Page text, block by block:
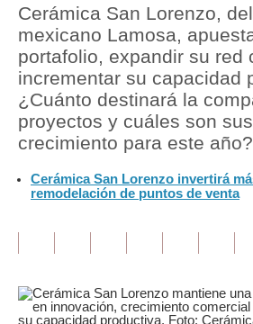
Finanzas Personales
Inmobiliarias
Plus G
Opinión
Editorial
Pregunta de hoy
Lujo
Cerámica San Lorenzo,
mexicano Lamosa,
portafolio, expandir su red
incrementar su capacidad
¿Cuánto destinará la
proyectos y cuáles son
crecimiento para este año?
Cerámica San Lorenzo invertirá
remodelación de puntos de venta